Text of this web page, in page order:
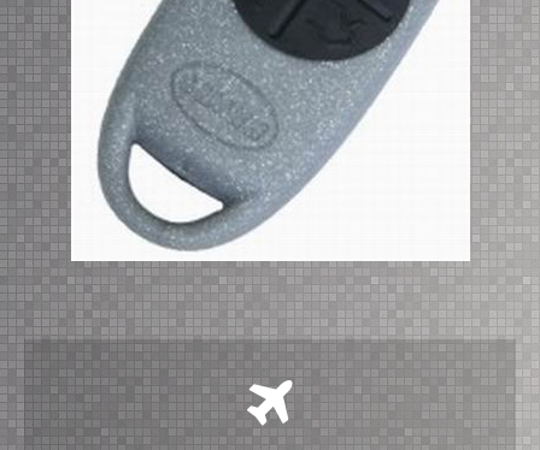
Sõidukite distantskäivitus
Erilahendused
Leiunurk